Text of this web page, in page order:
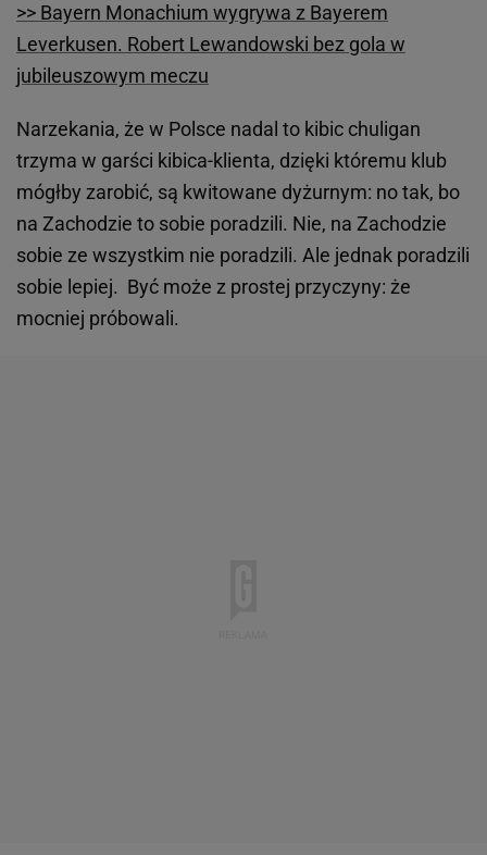
>> Bayern Monachium wygrywa z Bayerem
Leverkusen. Robert Lewandowski bez gola w
jubileuszowym meczu
Narzekania, że w Polsce nadal to kibic chuligan
trzyma w garści kibica-klienta, dzięki któremu klub
mógłby zarobić, są kwitowane dyżurnym: no tak, bo
na Zachodzie to sobie poradzili. Nie, na Zachodzie
sobie ze wszystkim nie poradzili. Ale jednak poradzili
sobie lepiej. Być może z prostej przyczyny: że
mocniej próbowali.